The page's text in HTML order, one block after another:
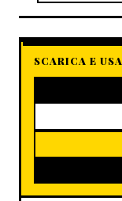
SCARICA E USA